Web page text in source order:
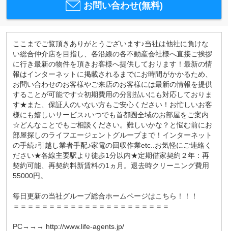
お問い合わせ(無料)
ここまでご覧頂きありがとうございます♪当社は他社に負けな
い総合仲介店を目指し、各沿線の各不動産会社様へ直接ご挨拶
に行き最新の物件を頂きお客様へ提供しております！最新の情
報はインターネットに掲載されるまでにお時間がかかるため、
お問い合わせのお客様やご来店のお客様には最新の情報を提供
することが可能です☆初期費用の分割払いにも対応しておりま
す★また、保証人のいない方もご安心ください！お忙しいお客
様にも嬉しいサービス♪いつでも首都圏全域のお部屋をご案内
☆どんなことでもご相談ください。難しいかな？と悩む前にお
部屋探しのライフエージェントグループまで！インターネット
の手続♪引越し業者手配♪家電の回収作業etc..お気軽にご連絡く
ださい★各線主要駅より徒歩1分以内★定期借家契約２年：再
契約可能、再契約料新賃料の1ヵ月。退去時クリーニング費用
55000円。
毎日更新の当社グループ総合ホームページはこちら！！！
＝＝＝＝＝＝＝＝＝＝＝＝＝＝＝＝＝＝＝＝＝＝
PC→→→ http://www.life-agents.jp/